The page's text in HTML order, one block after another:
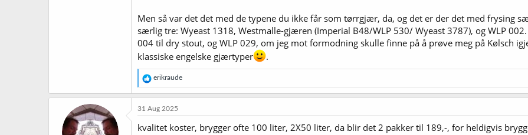
Men så var det det med de typene du ikke får som tørrgjær, da, og det er der det med frysing
særlig tre: Wyeast 1318, Westmalle-gjæren (Imperial B48/WLP 530/ Wyeast 3787), og WLP
004 til dry stout, og WLP 029, om jeg mot formodning skulle finne på å prøve meg på Kølsch
klassiske engelske gjærtyper
.
R
e
a
j
o
erikraude
31 Aug 2025
kvalitet koster, brygger ofte 100 liter, 2X50 liter, da blir det 2 pakker til 189,-, for heldigvis